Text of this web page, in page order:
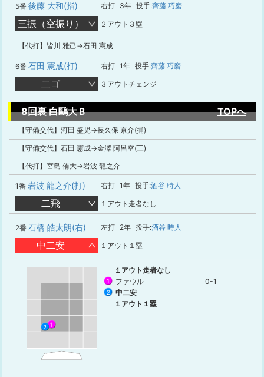
5番 後藤 大和(指) 右打 3年 投手:齊藤 巧磨
三振（空振り） ２アウト３塁
【代打】皆川 雅己→石田 憲成
6番 石田 憲成(打) 右打 1年 投手:齊藤 巧磨
二ゴ ３アウトチェンジ
8回裏 白鷗大Ｂ TOPへ
【守備交代】河田 盛児→長久保 京介(捕)
【守備交代】石田 憲成→金澤 阿呂空(三)
【代打】宮島 侑大→岩波 龍之介
1番 岩波 龍之介(打) 右打 1年 投手:酒谷 時人
二飛 １アウト走者なし
2番 石橋 皓太朗(右) 左打 2年 投手:酒谷 時人
中二安 １アウト１塁
1
2
１アウト走者なし
1 ファウル 0-1
2
中二安
１アウト１塁